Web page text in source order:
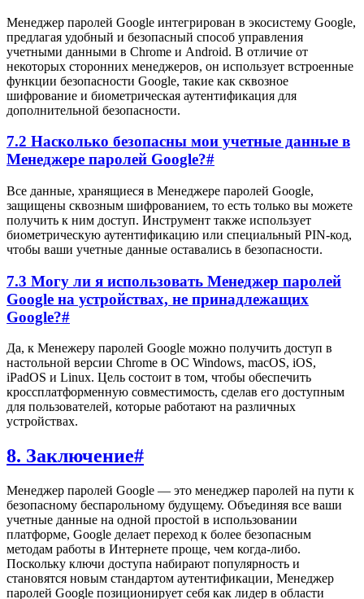
Менеджер паролей Google интегрирован в экосистему Google,
предлагая удобный и безопасный способ управления
учетными данными в Chrome и Android. В отличие от
некоторых сторонних менеджеров, он использует встроенные
функции безопасности Google, такие как сквозное
шифрование и биометрическая аутентификация для
дополнительной безопасности.
7.2 Насколько безопасны мои учетные данные в
Менеджере паролей Google?#
Все данные, хранящиеся в Менеджере паролей Google,
защищены сквозным шифрованием, то есть только вы можете
получить к ним доступ. Инструмент также использует
биометрическую аутентификацию или специальный PIN-код,
чтобы ваши учетные данные оставались в безопасности.
7.3 Могу ли я использовать Менеджер паролей
Google на устройствах, не принадлежащих
Google?#
Да, к Менежеру паролей Google можно получить доступ в
настольной версии Chrome в ОС Windows, macOS, iOS,
iPadOS и Linux. Цель состоит в том, чтобы обеспечить
кроссплатформенную совместимость, сделав его доступным
для пользователей, которые работают на различных
устройствах.
8. Заключение#
Менеджер паролей Google — это менеджер паролей на пути к
безопасному беспарольному будущему. Объединяя все ваши
учетные данные на одной простой в использовании
платформе, Google делает переход к более безопасным
методам работы в Интернете проще, чем когда-либо.
Поскольку ключи доступа набирают популярность и
становятся новым стандартом аутентификации, Менеджер
паролей Google позиционирует себя как лидер в области